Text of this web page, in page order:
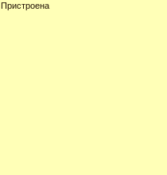
Пристроена